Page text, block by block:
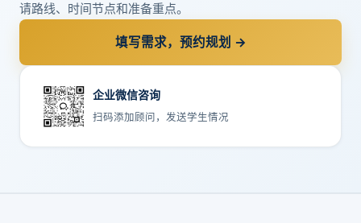
请路线、时间节点和准备重点。
填写需求，预约规划 →
企业微信咨询
扫码添加顾问，发送学生情况